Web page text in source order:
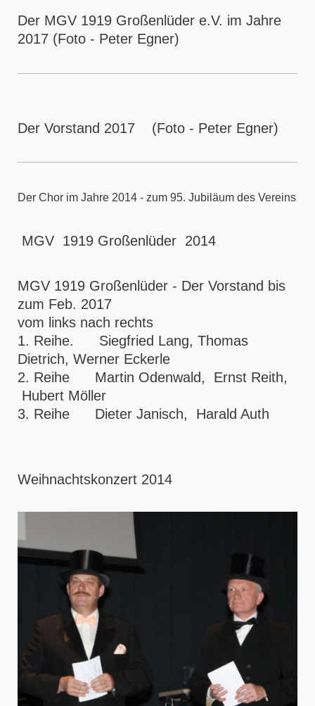
Der MGV 1919 Großenlüder e.V. im Jahre
2017 (Foto - Peter Egner)
Der Vorstand 2017 (Foto - Peter Egner)
Der Chor im Jahre 2014 - zum 95. Jubiläum des Vereins
MGV 1919 Großenlüder 2014
MGV 1919 Großenlüder - Der Vorstand bis
zum Feb. 2017
vom links nach rechts
1. Reihe. Siegfried Lang, Thomas
Dietrich, Werner Eckerle
2. Reihe Martin Odenwald, Ernst Reith,
Hubert Möller
3. Reihe Dieter Janisch, Harald Auth
Weihnachtskonzert 2014